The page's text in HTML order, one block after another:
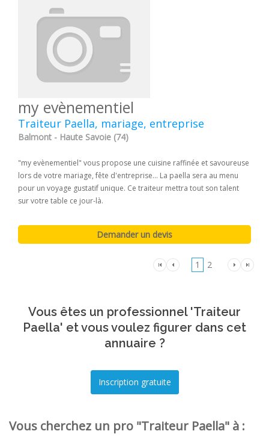
my evènementiel
Traiteur Paella, mariage, entreprise
Balmont - Haute Savoie (74)
"my evènementiel" vous propose une cuisine raffinée et savoureuse
lors de votre mariage, fête d'entreprise... La paella sera au menu
pour un voyage gustatif unique. Ce traiteur mettra tout son talent
sur votre table ce jour-là.
1 2
Vous êtes un professionnel 'Traiteur
Paella' et vous voulez figurer dans cet
annuaire ?
Vous cherchez un pro "Traiteur Paella" à :